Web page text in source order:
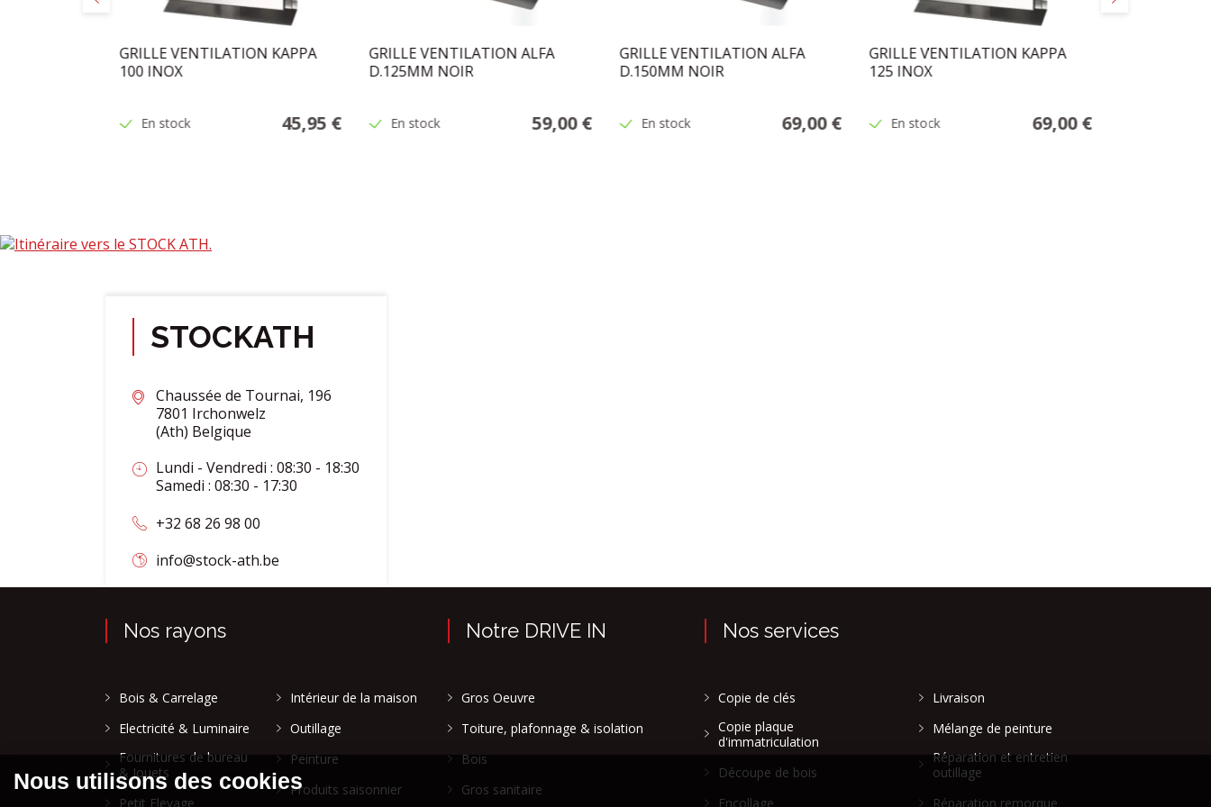
GRILLE VENTILATION KAPPA
100 INOX
En stock 45,95 €
GRILLE VENTILATION ALFA
D.125MM NOIR
En stock 59,00 €
GRILLE VENTILATION ALFA
D.150MM NOIR
En stock 69,00 €
GRILLE VENTILATION KAPPA
125 INOX
En stock 69,00 €
STOCKATH
Chaussée de Tournai, 196
7801 Irchonwelz
(Ath) Belgique
Lundi - Vendredi : 08:30 - 18:30
Samedi : 08:30 - 17:30
+32 68 26 98 00
info@stock-ath.be
Nos rayons
Bois & Carrelage
Electricité & Luminaire
Fournitures de bureau
& Jouets
Petit Elevage
Intérieur de la maison
Outillage
Peinture
Produits saisonnier
Notre DRIVE IN
Gros Oeuvre
Toiture, plafonnage & isolation
Bois
Gros sanitaire
Nos services
Copie de clés
Copie plaque
d'immatriculation
Découpe de bois
Encollage
Livraison
Mélange de peinture
Réparation et entretien
outillage
Réparation remorque